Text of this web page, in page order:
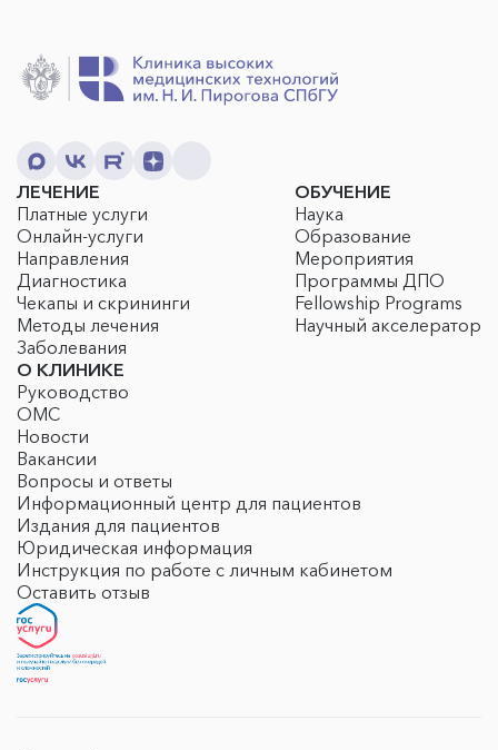
ЛЕЧЕНИЕ
Платные услуги
Онлайн-услуги
Направления
Диагностика
Чекапы и скрининги
Методы лечения
Заболевания
ОБУЧЕНИЕ
Наука
Образование
Мероприятия
Программы ДПО
Fellowship Programs
Научный акселератор
О КЛИНИКЕ
Руководство
ОМС
Новости
Вакансии
Вопросы и ответы
Информационный центр для пациентов
Издания для пациентов
Юридическая информация
Инструкция по работе с личным кабинетом
Оставить отзыв